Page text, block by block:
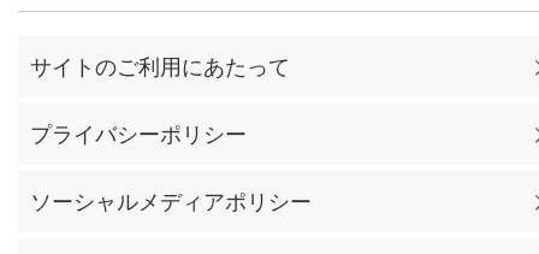
サイトのご利用にあたって
プライバシーポリシー
ソーシャルメディアポリシー